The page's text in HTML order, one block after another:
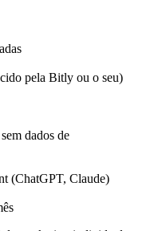
pela Bitly ou o seu)
dados de
(ChatGPT, Claude)